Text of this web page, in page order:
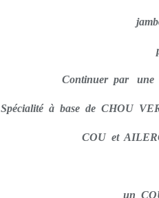
Continuer par une
Spécialité à base de CHOU
COU et
un